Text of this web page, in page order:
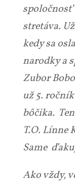
stretáva.
kedy sa
narodky a
Zubor
už 5.
bôčika.
T.O. Línne
Same
Ako vždy,